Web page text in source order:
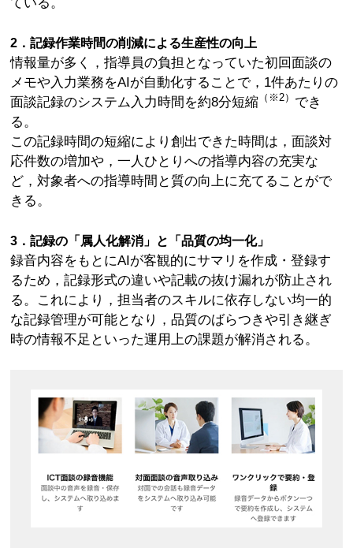
2．記録作業時間の削減による生産性の向上
情報量が多く，指導員の負担となっていた初回面談の
メモや入力業務をAIが自動化することで，1件あたりの
面談記録のシステム入力時間を約8分短縮 （※2） でき
る。
この記録時間の短縮により創出できた時間は，面談対
応件数の増加や，一人ひとりへの指導内容の充実な
ど，対象者への指導時間と質の向上に充てることがで
きる。
3．記録の「属人化解消」と「品質の均一化」
録音内容をもとにAIが客観的にサマリを作成・登録す
るため，記録形式の違いや記載の抜け漏れが防止され
る。これにより，担当者のスキルに依存しない均一的
な記録管理が可能となり，品質のばらつきや引き継ぎ
時の情報不足といった運用上の課題が解消される。